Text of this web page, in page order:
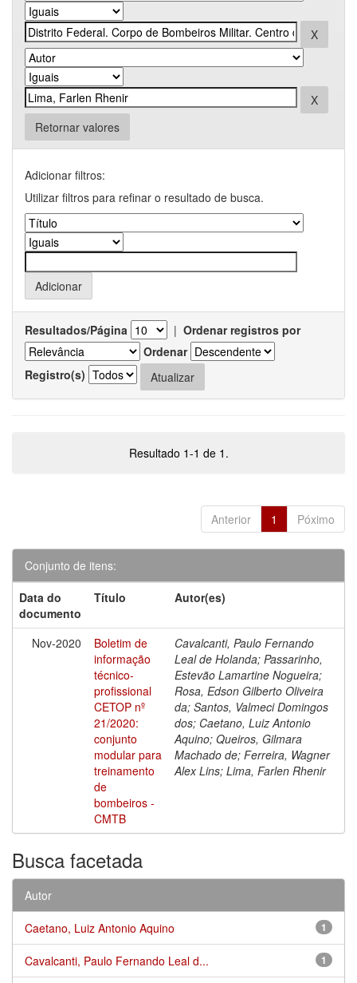
Retornar valores
Adicionar filtros:
Utilizar filtros para refinar o resultado de busca.
Resultados/Página | Ordenar registros por
Ordenar
Registro(s)
Resultado 1-1 de 1.
Anterior 1 Póximo
Conjunto de itens:
Data do
documento
Título Autor(es)
Nov-2020
Boletim de
informação
técnico-
profissional
CETOP nº
21/2020:
conjunto
modular para
treinamento
de
bombeiros -
CMTB
Cavalcanti, Paulo Fernando
Leal de Holanda; Passarinho,
Estevão Lamartine Nogueira;
Rosa, Edson Gilberto Oliveira
da; Santos, Valmeci Domingos
dos; Caetano, Luiz Antonio
Aquino; Queiros, Gilmara
Machado de; Ferreira, Wagner
Alex Lins; Lima, Farlen Rhenir
Busca facetada
Autor
1
Caetano, Luiz Antonio Aquino
1
Cavalcanti, Paulo Fernando Leal d...